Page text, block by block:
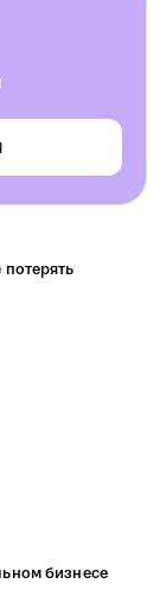
бизнесе